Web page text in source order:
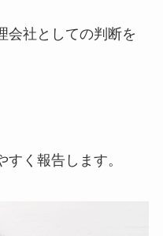
会社としての判断を
く報告します。